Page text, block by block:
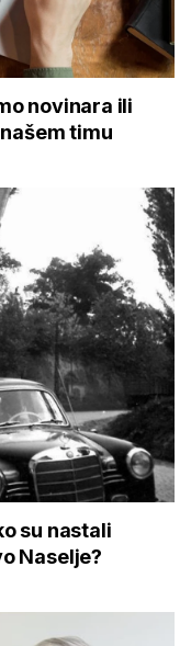
novinara ili
timu
su nastali
Naselje?